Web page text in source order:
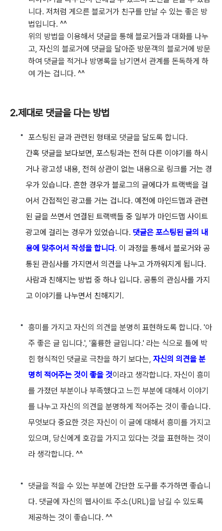
니다. 저처럼 게으른 블로거가 친구를 만날 수 있는 좋은 방
법입니다. ^^
위의 방법을 이용해서 댓글을 통해 블로거들과 대화를 나누
고, 자신의 블로거에 댓글을 달아준 방문객의 블로거에 방문
하여 댓글을 적거나 방명록을 남기면서 관계를 돈독하게 하
여 가는 겁니다. ^^
2.제대로 댓글을 다는 방법
포스팅된 글과 관련된 형태로 댓글을 달도록 합니다.
간혹 댓글을 보다보면, 포스팅과는 전혀 다른 이야기를 하시
거나 광고성 내용, 전혀 상관이 없는 내용으로 링크를 거는 경
우가 있습니다. 흔한 경우가 블로그의 글에다가 트랙백을 걸
어서 간접적인 광고를 거는 겁니다. 예전에 마인드맵과 관련
된 글을 쓰면서 연결된 트랙백들 중 일부가 마인드맵 사이트
광고에 걸리는 경우가 있었습니다. 댓글은 포스팅된 글의 내
용에 맞추어서 작성을 합니다. 이 과정을 통해서 블로거와 공
통된 관심사를 가지면서 의견을 나누고 가까워지게 됩니다.
사람과 친해지는 방법 중 하나 입니다. 공통의 관심사를 가지
고 이야기를 나누면서 친해지기.
흥미를 가지고 자신의 의견을 분명히 표현하도록 합니다. '아
주 좋은 글 입니다.', '훌륭한 글입니다.' 라는 식으로 틀에 박
힌 형식적인 댓글로 극찬을 하기 보다는, 자신의 의견을 분
명히 적어주는 것이 좋을 것이라고 생각합니다. 자신이 흥미
를 가졌던 부분이나 부족했다고 느낀 부분에 대해서 이야기
를 나누고 자신의 의견을 분명하게 적어주는 것이 좋습니다.
무엇보다 중요한 것은 자신이 이 글에 대해서 흥미를 가지고
있으며, 당신에게 호감을 가지고 있다는 것을 표현하는 것이
라 생각합니다. ^^
댓글을 적을 수 있는 부분에 간단한 도구를 추가하면 좋습니
다. 댓글에 자신의 웹사이트 주소(URL)을 남길 수 있도록
제공하는 것이 좋습니다. ^^